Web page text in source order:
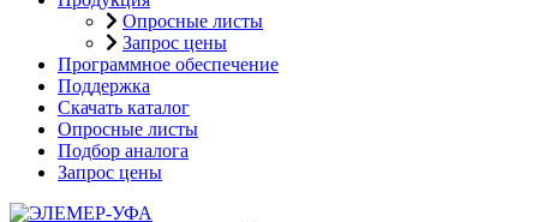
Опросные листы
Запрос цены
Программное обеспечение
Поддержка
Скачать каталог
Опросные листы
Подбор аналога
Запрос цены